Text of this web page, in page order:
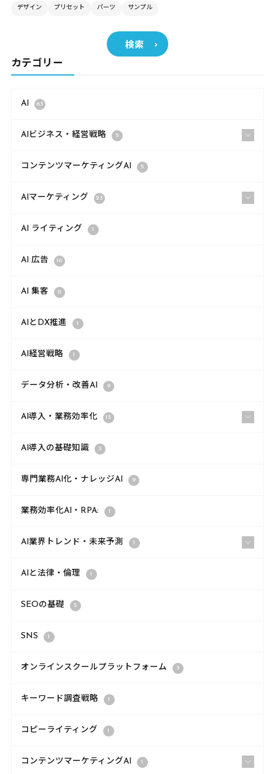
デザイン プリセット パーツ サンプル
検索
カテゴリー
AI 63
AIビジネス・経営戦略 5
コンテンツマーケティングAI 5
AIマーケティング 23
AI ライティング 1
AI 広告 10
AI 集客 11
AIとDX推進 1
AI経営戦略 1
データ分析・改善AI 9
AI導入・業務効率化 13
AI導入の基礎知識 3
専門業務AI化・ナレッジAI 9
業務効率化AI・RPA: 1
AI業界トレンド・未来予測 1
AIと法律・倫理 1
SEOの基礎 5
SNS 1
オンラインスクールプラットフォーム 3
キーワード調査戦略 1
コピーライティング 1
コンテンツマーケティングAI 1